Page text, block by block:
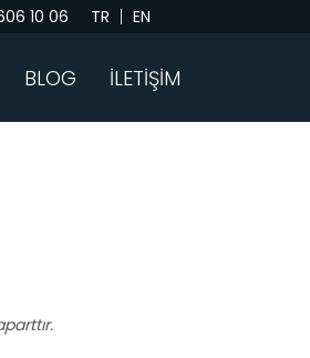
10 06 TR EN
BLOG İLETİŞİM